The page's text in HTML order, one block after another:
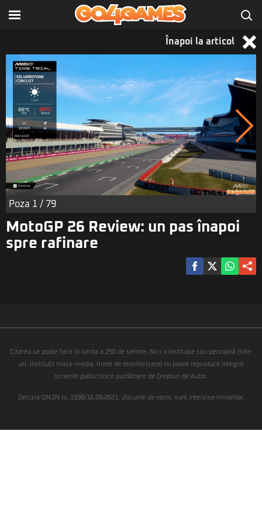
Înapoi la articol
Poza 1 / 79
MotoGP 26 Review: un pas înapoi
spre rafinare
Citarea se poate face în limita a 250 de semne. Nici o instituţie sau persoană (site-
uri, instituţii mass-media, firme de monitorizare) nu poate reproduce integral
scrierile publicistice purtătoare de Drepturi de Autor.
Decizia ONJN nr. 1598/16.09.2021. Jocurile de noroc sunt interzise minorilor.